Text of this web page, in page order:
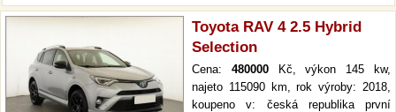
Toyota RAV 4 2.5 Hybrid
Selection
Cena: 480000Kč, výkon 145 kw,
najeto 115090 km, rok výroby: 2018,
koupeno v: česká republika první